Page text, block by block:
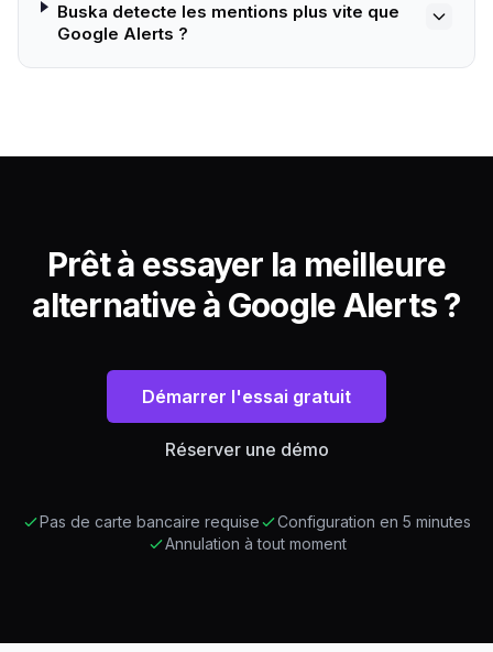
Buska detecte les mentions plus vite que
Google Alerts ?
Prêt à essayer la meilleure
alternative à Google Alerts ?
Démarrer l'essai gratuit
Réserver une démo
Pas de carte bancaire requise
Configuration en 5 minutes
Annulation à tout moment